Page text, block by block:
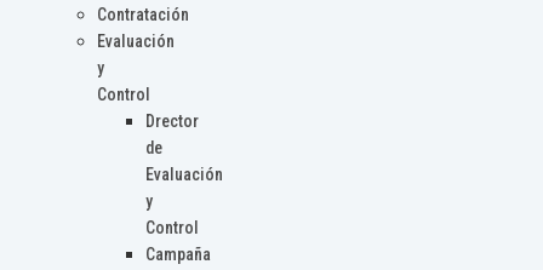
Contratación
Evaluación
y
Control
Drector
de
Evaluación
y
Control
Campaña